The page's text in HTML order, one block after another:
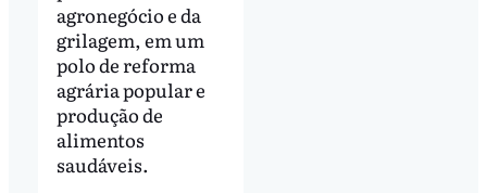
agronegócio e da
grilagem, em um
polo de reforma
agrária popular e
produção de
alimentos
saudáveis.